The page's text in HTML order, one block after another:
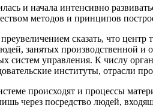
и начала интен­сивно
методов и принципов
ска­зать, что
занятых производственной
систем управления. К числу
институты, отрасли
происходят и процессы
через посредство людей,